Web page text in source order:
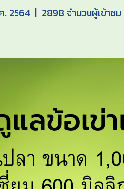
. 2564 | 2898 จำนวนผู้เข้าชม